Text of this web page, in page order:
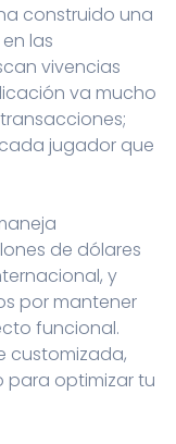
construido una
las
vivencias
va mucho
jugador que
de dólares
y
por mantener
funcional.
customizada,
optimizar tu